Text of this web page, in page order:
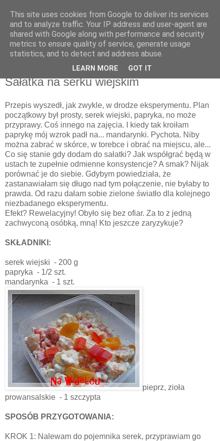
Recenzje na widelcu
Portal kulturalny - książki, recenzje, inspiracje, konkursy.
poniedziałek, 10 marca 2014
Sałatka na serku wiejskim
Przepis wyszedł, jak zwykle, w drodze eksperymentu. Plan
początkowy był prosty, serek wiejski, papryka, no może
przyprawy. Coś innego na zajęcia. I kiedy tak kroiłam
paprykę mój wzrok padł na... mandarynki. Pychota. Niby
można zabrać w skórce, w torebce i obrać na miejscu, ale...
Co się stanie gdy dodam do sałatki? Jak współgrać będą w
ustach te zupełnie odmienne konsystencje? A smak? Nijak
porównać je do siebie. Gdybym powiedziała, że
zastanawiałam się długo nad tym połączenie, nie byłaby to
prawda. Od razu dałam sobie zielone światło dla kolejnego
niezbadanego eksperymentu.
Efekt? Rewelacyjny! Obyło się bez ofiar. Za to z jedną
zachwyconą osóbką, mną! Kto jeszcze zaryzykuje?
SKŁADNIKI:
serek wiejski - 200 g
papryka - 1/2 szt.
mandarynka - 1 szt.
pieprz, zioła
prowansalskie - 1 szczypta
SPOSÓB PRZYGOTOWANIA:
KROK 1: Nalewam do pojemnika serek, przyprawiam go
This site uses cookies from Google to deliver its services
and to analyze traffic. Your IP address and user-agent are
shared with Google along with performance and security
metrics to ensure quality of service, generate usage
statistics, and to detect and address abuse.
LEARN MORE GOT IT